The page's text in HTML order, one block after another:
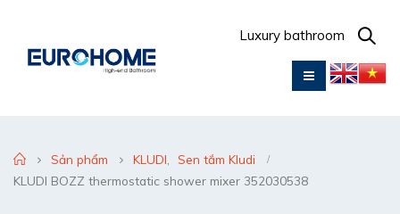
Luxury bathroom
Sản phẩm KLUDI
Sen tắm Kludi
KLUDI BOZZ thermostatic shower mixer 352030538